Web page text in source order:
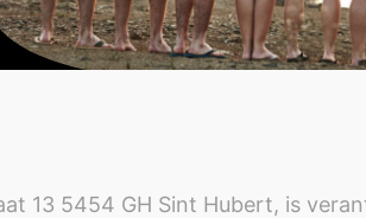
13 5454 GH Sint Hubert, is